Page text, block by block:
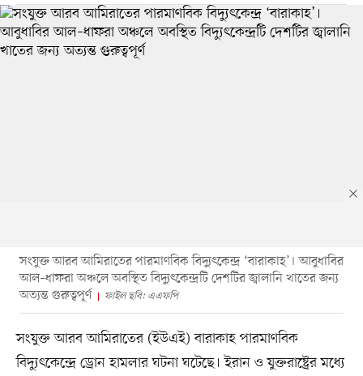
সংযুক্ত আরব আমিরাতের পারমাণবিক বিদ্যুৎকেন্দ্র ‘বারাকাহ’। আবুধাবির
আল–ধাফরা অঞ্চলে অবস্থিত বিদ্যুৎকেন্দ্রটি দেশটির জ্বালানি খাতের জন্য
অত্যন্ত গুরুত্বপূর্ণ
ফাইল ছবি: এএফপি
সংযুক্ত আরব আমিরাতের (ইউএই) বারাকাহ পারমাণবিক
বিদ্যুৎকেন্দ্রে ড্রোন হামলার ঘটনা ঘটেছে। ইরান ও যুক্তরাষ্ট্রের মধ্যে